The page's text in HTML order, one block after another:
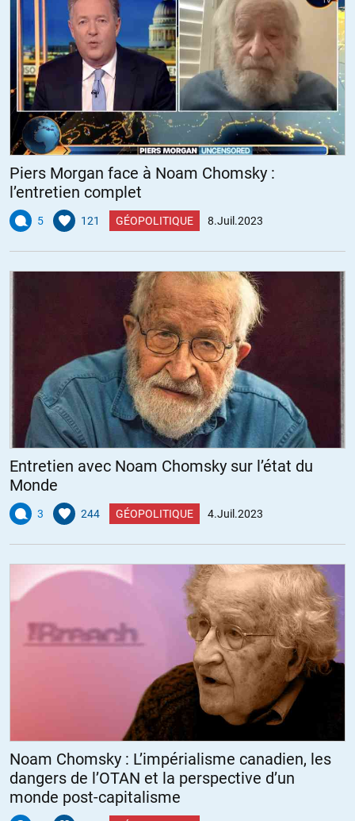
Piers Morgan face à Noam Chomsky :
l’entretien complet
5 121 GÉOPOLITIQUE 8.Juil.2023
Entretien avec Noam Chomsky sur l’état du
Monde
3 244 GÉOPOLITIQUE 4.Juil.2023
Noam Chomsky : L’impérialisme canadien, les
dangers de l’OTAN et la perspective d’un
monde post-capitalisme